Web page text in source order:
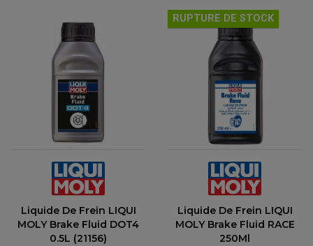
Liquide De Frein LIQUI
MOLY Brake Fluid DOT4
0.5L (21156)
RUPTURE DE STOCK
Liquide De Frein LIQUI
MOLY Brake Fluid RACE
250Ml